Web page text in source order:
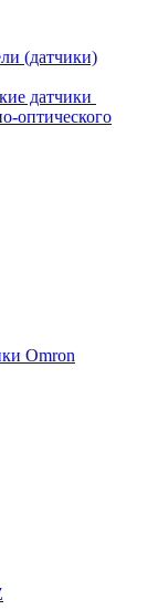
(датчики)
датчики
оптического
Omron